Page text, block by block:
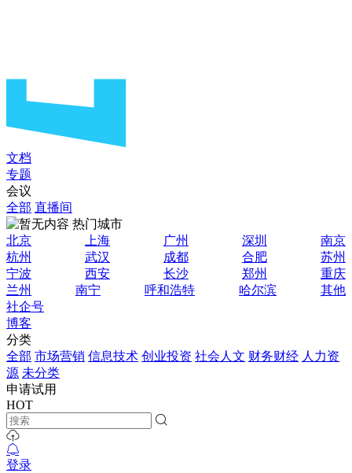
文档
专题
会议
全部 直播间
热门城市
北京
上海 广州 深圳
南京
杭州
武汉 成都 合肥
苏州
宁波
西安 长沙 郑州
重庆
兰州
南宁 呼和浩特 哈尔滨
其他
社企号
博客
分类
全部 市场营销 信息技术 创业投资 社会人文 财务财经 人力资
源 未分类
申请试用
HOT
登录